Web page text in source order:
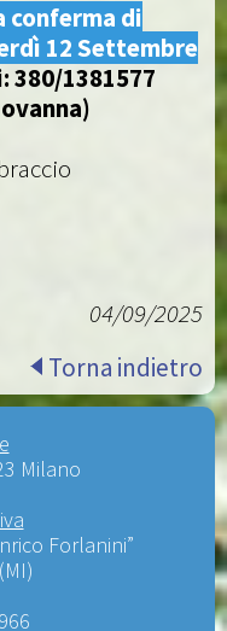
conferma di
12 Settembre
380/1381577
04/09/2025
Torna indietro
Milano
Forlanini”